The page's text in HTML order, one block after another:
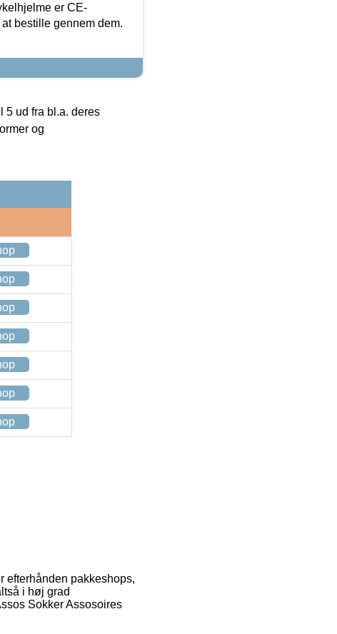
er CE-
bestille gennem dem.
5 ud fra bl.a. deres
og
efterhånden pakkeshops,
i høj grad
Sokker Assosoires